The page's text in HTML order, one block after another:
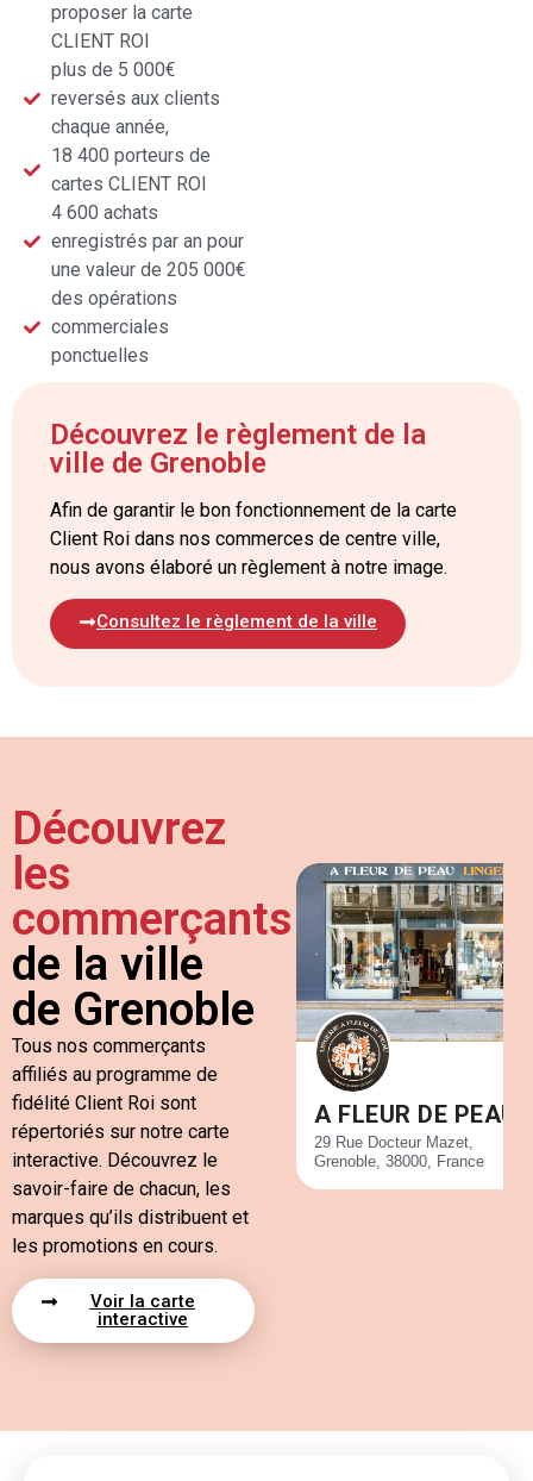
proposer la carte
CLIENT ROI
plus de 5 000€
reversés aux clients
chaque année,
18 400 porteurs de
cartes CLIENT ROI
4 600 achats
enregistrés par an pour
une valeur de 205 000€
des opérations
commerciales
ponctuelles
Découvrez le règlement de la
ville de Grenoble
Afin de garantir le bon fonctionnement de la carte
Client Roi dans nos commerces de centre ville,
nous avons élaboré un règlement à notre image.
Consultez le règlement de la ville
Découvrez
les
commerçants
de la ville
de Grenoble
Tous nos commerçants
affiliés au programme de
fidélité Client Roi sont
répertoriés sur notre carte
interactive. Découvrez le
savoir-faire de chacun, les
marques qu’ils distribuent et
les promotions en cours.
Voir la carte
interactive
A FLEUR DE PEAU
29 Rue Docteur Mazet,
Grenoble, 38000, France